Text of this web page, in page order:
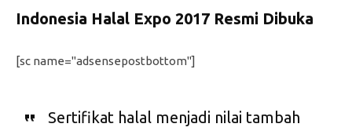
Indonesia Halal Expo 2017 Resmi Dibuka
[sc name="adsensepostbottom"]
Sertifikat halal menjadi nilai tambah